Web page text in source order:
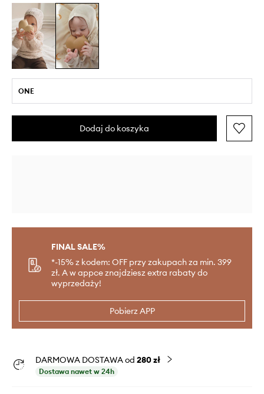
ONE
Dodaj do koszyka
FINAL SALE%
*-15% z kodem: OFF przy zakupach za min. 399
zł. A w appce znajdziesz extra rabaty do
wyprzedaży!
Pobierz APP
DARMOWA DOSTAWA od 280 zł
Dostawa nawet w 24h